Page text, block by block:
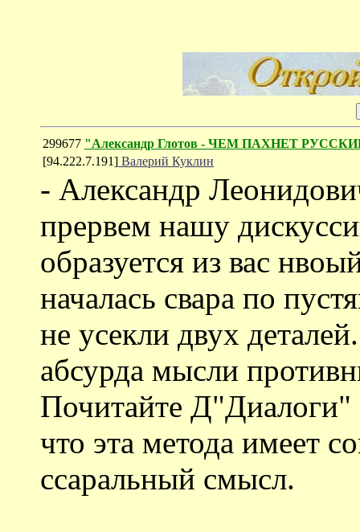
299677 "Александр Глотов - ЧЕМ ПАХНЕТ
[94.222.7.191] Валерий Куклин
- Александр
прервем нашу
образуется из вас
началась свара по
не усекли двух
абсурда мысли
Почитайте Д"Диалоги"
что эта метода имеет
ссаральный смысл.